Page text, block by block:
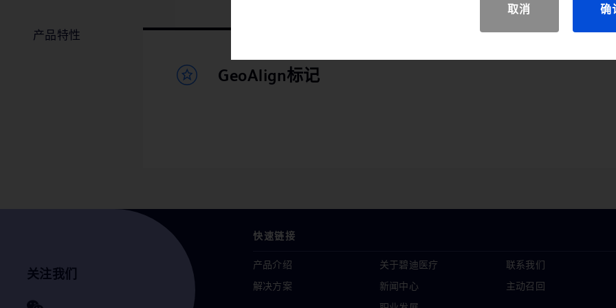
产品特性
GeoAlign标记
关注我们
快速链接
产品介绍
解决方案
关于碧迪医疗
新闻中心
联系我们
主动召回
取消 确